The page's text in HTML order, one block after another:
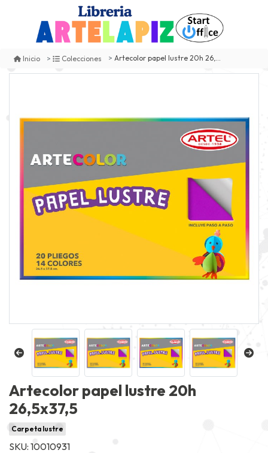
Inicio Colecciones Artecolor papel lustre 20h 26,5x37,5
Artecolor papel lustre 20h
26,5x37,5
Carpeta lustre
SKU: 10010931